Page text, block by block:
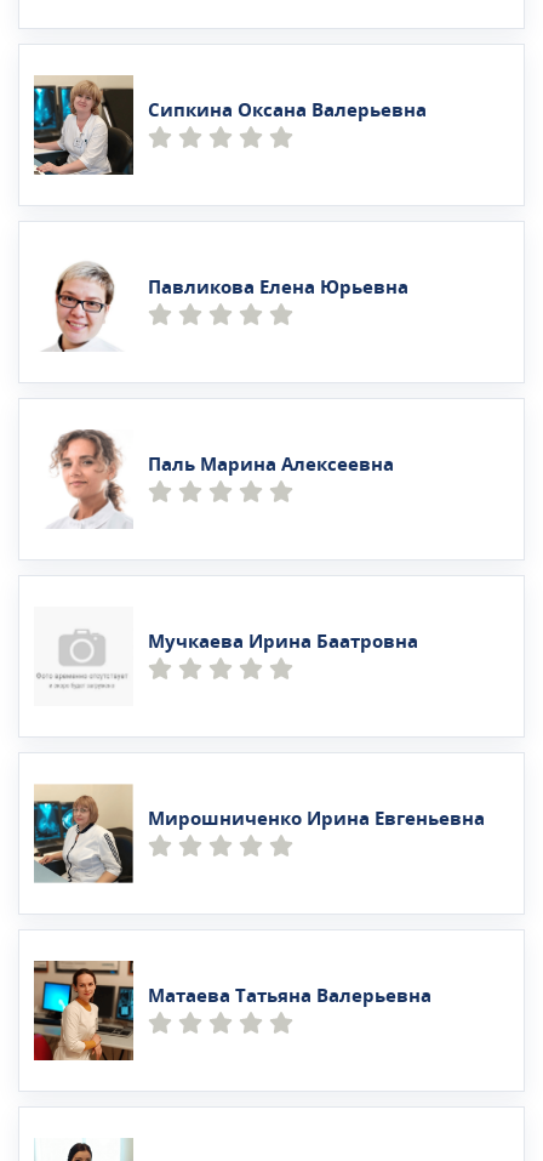
Сипкина Оксана Валерьевна
Павликова Елена Юрьевна
Паль Марина Алексеевна
Мучкаева Ирина Баатровна
Мирошниченко Ирина Евгеньевна
Матаева Татьяна Валерьевна